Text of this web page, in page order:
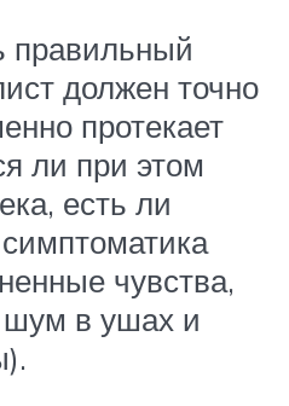
правильный
должен точно
протекает
ли при этом
есть ли
чувства,
шум в ушах и